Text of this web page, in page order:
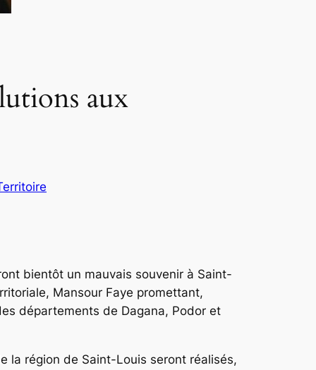
aux
bientôt un mauvais souvenir à Saint-
Mansour Faye promettant,
départements de Dagana, Podor et
la région de Saint-Louis seront réalisés,